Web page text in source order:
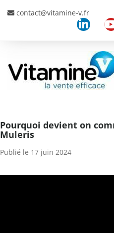
contact@vitamine-v.fr
Pourquoi devient on
Muleris
Publié le 17 juin 2024